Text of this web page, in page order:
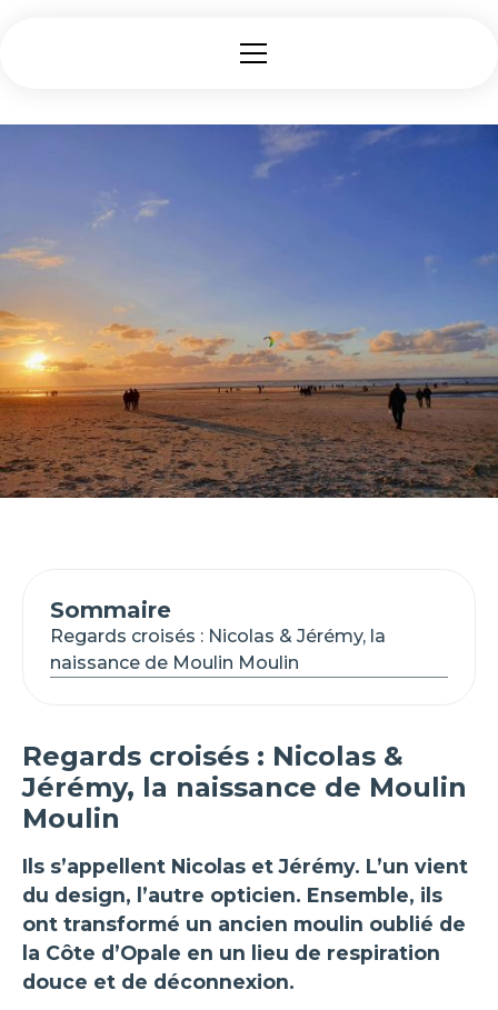
Sommaire
Regards croisés : Nicolas & Jérémy, la
naissance de Moulin Moulin
Regards croisés : Nicolas &
Jérémy, la naissance de Moulin
Moulin
Ils s’appellent Nicolas et Jérémy. L’un vient
du design, l’autre opticien. Ensemble, ils
ont transformé un ancien moulin oublié de
la Côte d’Opale en un lieu de respiration
douce et de déconnexion.